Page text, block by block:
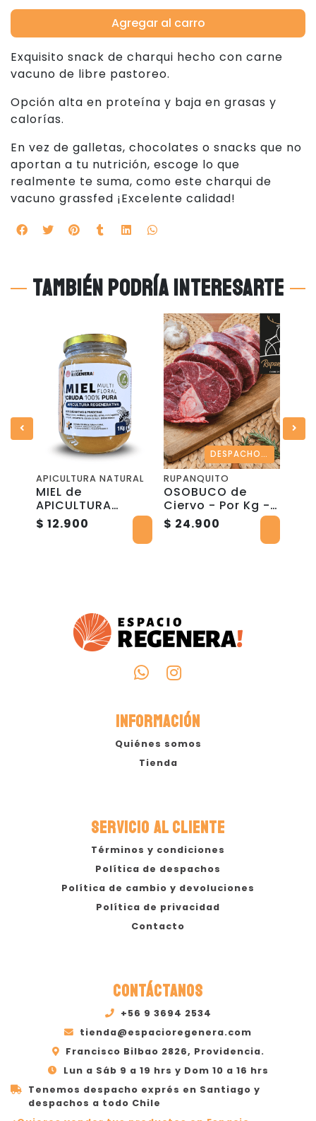
Agregar al carro
Exquisito snack de charqui hecho con carne
vacuno de libre pastoreo.
Opción alta en proteína y baja en grasas y
calorías.
En vez de galletas, chocolates o snacks que no
aportan a tu nutrición, escoge lo que
realmente te suma, como este charqui de
vacuno grassfed ¡Excelente calidad!
También podría interesarte
APICULTURA NATURAL
MIEL de
APICULTURA
REGENERATIVA -
1Kg - Escuela de
$ 12.900
DESPACHO SOLO REGION METROPOLITANA
RUPANQUITO
OSOBUCO de
Ciervo - Por Kg -
Rupanquito
(COMPRA VÍA
$ 24.900
INFORMACIÓN
Quiénes somos
Tienda
SERVICIO AL CLIENTE
Términos y condiciones
Política de despachos
Política de cambio y devoluciones
Política de privacidad
Contacto
CONTÁCTANOS
+56 9 3694 2534
tienda@espacioregenera.com
Francisco Bilbao 2826, Providencia.
Lun a Sáb 9 a 19 hrs y Dom 10 a 16 hrs
Tenemos despacho exprés en Santiago y
despachos a todo Chile